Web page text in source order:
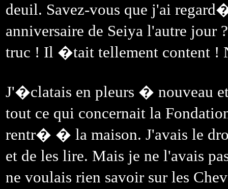
deuil. Savez-vous que j'ai
anniversaire de Seiya l'autre
truc ! Il �tait tellement content !
J'�clatais en pleurs � nouveau
tout ce qui concernait la
rentr� � la maison. J'avais le
et de les lire. Mais je ne l'avais
ne voulais rien savoir sur les